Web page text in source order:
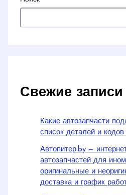
Свежие записи
Какие автозапчасти
список деталей и
Автопитер.by —
автозапчастей для
оригинальные и
доставка и график